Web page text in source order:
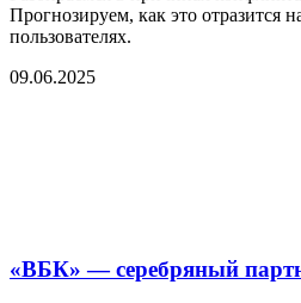
Прогнозируем, как это отразится
пользователях.
09.06.2025
«ВБК» — серебряный